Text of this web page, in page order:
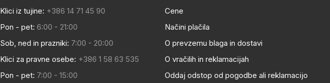
Klici iz tujine: +386 14 71 45 90
Pon - pet: 6:00 - 21:00
Sob, ned in prazniki: 7:00 - 20:00
Klici za pravne osebe: +386 1 58 63 535
Pon - pet: 7:00 - 15:00
Cene
Načini plačila
O prevzemu blaga in dostavi
O vračilih in reklamacijah
Oddaj odstop od pogodbe ali reklamacijo